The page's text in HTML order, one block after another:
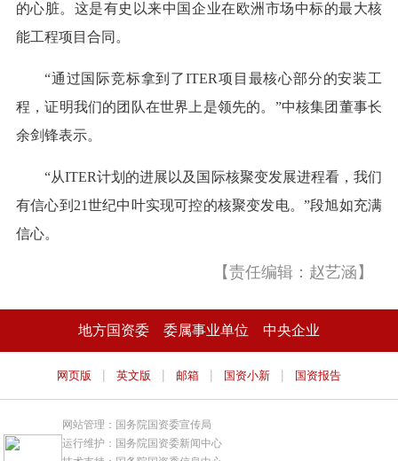
的心脏。这是有史以来中国企业在欧洲市场中标的最大核
能工程项目合同。
“通过国际竞标拿到了ITER项目最核心部分的安装工
程，证明我们的团队在世界上是领先的。”中核集团董事长
余剑锋表示。
“从ITER计划的进展以及国际核聚变发展进程看，我们
有信心到21世纪中叶实现可控的核聚变发电。”段旭如充满
信心。
【责任编辑：赵艺涵】
地方国资委 委属事业单位 中央企业
网页版 | 英文版 | 邮箱 | 国资小新 | 国资报告
网站管理：国务院国资委宣传局
运行维护：国务院国资委新闻中心